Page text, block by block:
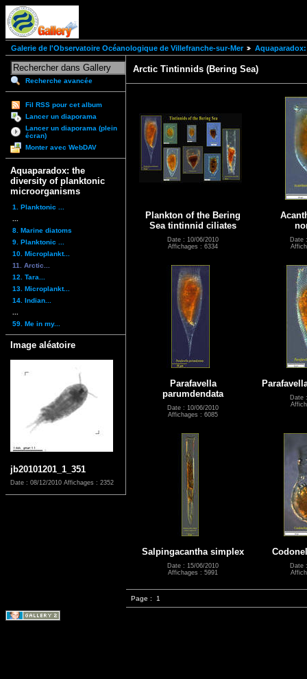
Galerie de l'Observatoire Océanologique de Villefranche-sur-Mer
Recherche avancée
Fil RSS pour cet album
Lancer un diaporama
Lancer un diaporama (plein
écran)
Monter avec WebDAV
Aquaparadox: the
diversity of planktonic
microorganisms
1. Planktonic ...
8. Marine diatoms
9. Planktonic ...
10. Microplankt...
11. Arctic...
12. Tara...
13. Microplankt...
14. Indian...
59. Me in my...
Image aléatoire
jb20101201_1_351
Date : 08/12/2010 Affichages : 2352
Arctic Tintinnids (Bering Sea)
Plankton of the Bering
Sea tintinnid ciliates
Date : 10/06/2010
Affichages : 6334
Date
Parafavella
parumdendata
Date : 10/06/2010
Affichages : 6085
Date
Salpingacantha simplex
Date : 15/06/2010
Affichages : 5991
Date
Page : 1